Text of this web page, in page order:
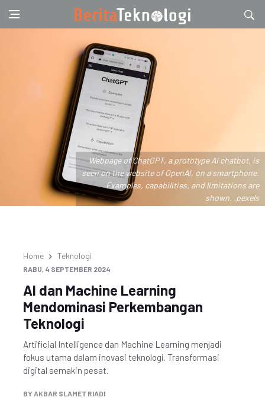
Webpage of ChatGPT, a prototype AI chatbot, is
seen on the website of OpenAI, on a smartphone.
Examples, capabilities, and limitations are
shown. .pexels
Home Teknologi
RABU, 4 SEPTEMBER 2024
AI dan Machine Learning
Mendominasi Perkembangan
Teknologi
Artificial Intelligence dan Machine Learning menjadi
fokus utama dalam inovasi teknologi. Transformasi
digital semakin pesat.
BY AKBAR SLAMET RIADI